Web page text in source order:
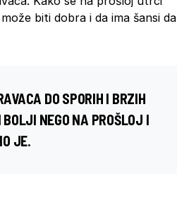
biti dobra i da ima šansi da
DO SPORIH I BRZIH
NEGO NA PROŠLOJ I
JE.